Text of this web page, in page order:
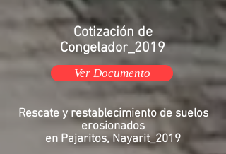
Cotización de
Congelador_2019
Ver Documento
Rescate y restablecimiento de suelos
erosionados
en Pajaritos, Nayarit_2019